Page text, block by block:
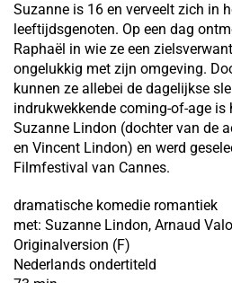
Suzanne is 16 en verveelt zich in
leeftijdsgenoten. Op een dag
Raphaël in wie ze een
ongelukkig met zijn omgeving.
kunnen ze allebei de dagelijkse
indrukwekkende coming-of-age is
Suzanne Lindon (dochter van de
en Vincent Lindon) en werd
Filmfestival van Cannes.
dramatische komedie romantiek
met: Suzanne Lindon, Arnaud
Originalversion (F)
Nederlands ondertiteld